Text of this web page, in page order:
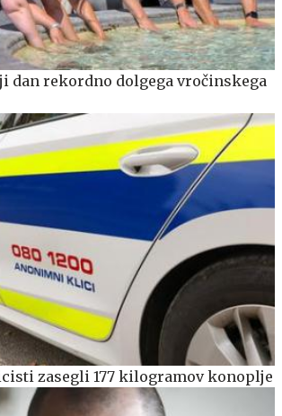
dan rekordno dolgega vročinskega
zasegli 177 kilogramov konoplje